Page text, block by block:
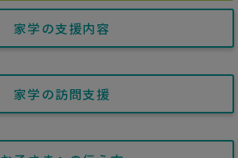
家学の支援内容
家学の訪問支援